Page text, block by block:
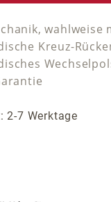
wahlweise
Kreuz-
2-7 Werktage